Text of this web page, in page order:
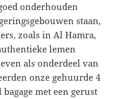
onderhouden
staan,
zoals in Al Hamra,
lemen
als onderdeel van
onze gehuurde 4
met een gerust